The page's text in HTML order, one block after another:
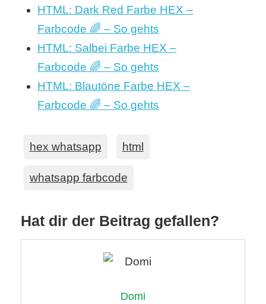
HTML: Dark Red Farbe HEX –
Farbcode 🌈 – So gehts
HTML: Salbei Farbe HEX –
Farbcode 🌈 – So gehts
HTML: Blautöne Farbe HEX –
Farbcode 🌈 – So gehts
hex whatsapp html
whatsapp farbcode
Hat dir der Beitrag gefallen?
Domi